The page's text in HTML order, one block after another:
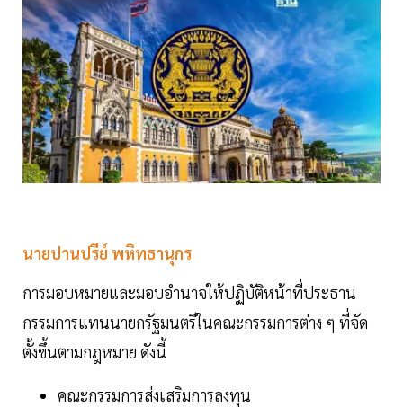
นายปานปรีย์ พหิทธานุกร
การมอบหมายและมอบอำนาจให้ปฏิบัติหน้าที่ประธาน
กรรมการแทนนายกรัฐมนตรีในคณะกรรมการต่าง ๆ ที่จัด
ตั้งขึ้นตามกฎหมาย ดังนี้
คณะกรรมการส่งเสริมการลงทุน